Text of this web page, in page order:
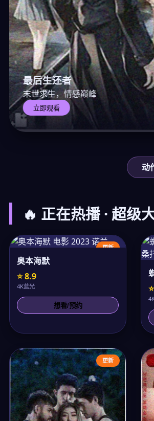
最后生还者
末世求生，情感巅峰
立即观看
动
🔥 正在热播 · 超级
更新
奥本海默
⭐ 8.9
4K蓝光
想看/预约
更新